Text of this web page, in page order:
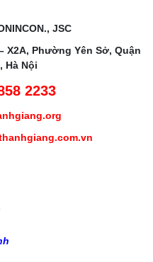
JSC
Phường Yên Sở, Quận
Hà Nội
2233